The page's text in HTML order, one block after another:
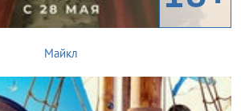
Майкл